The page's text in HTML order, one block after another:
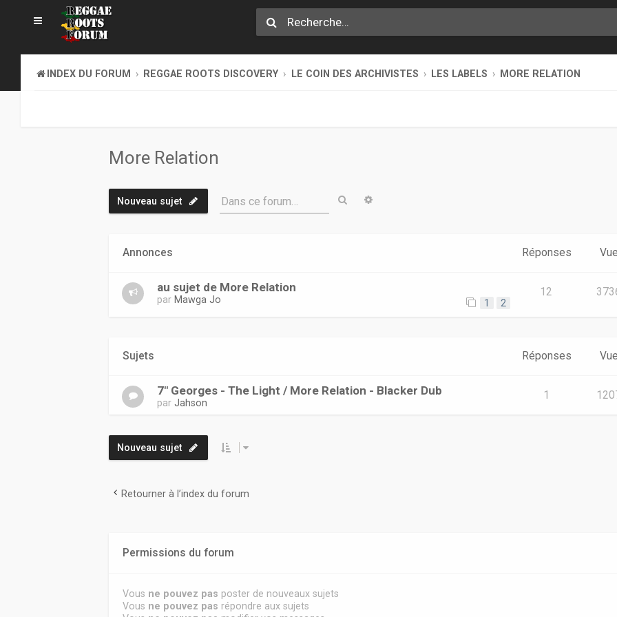
INDEX DU FORUM REGGAE ROOTS DISCOVERY LE COIN DES ARCHIVISTES LES LABELS MORE RELATION
More Relation
Nouveau sujet Dans ce forum… Rechercher
Annonces Réponses
au sujet de More Relation
par Mawga Jo 1 2
12
Sujets Réponses
7" Georges - The Light / More Relation - Blacker Dub
parJahson
1
Nouveau sujet
Retourner à l’index du forum
Permissions du forum
Vous ne pouvez pas poster de nouveaux sujets
Vous ne pouvez pas répondre aux sujets